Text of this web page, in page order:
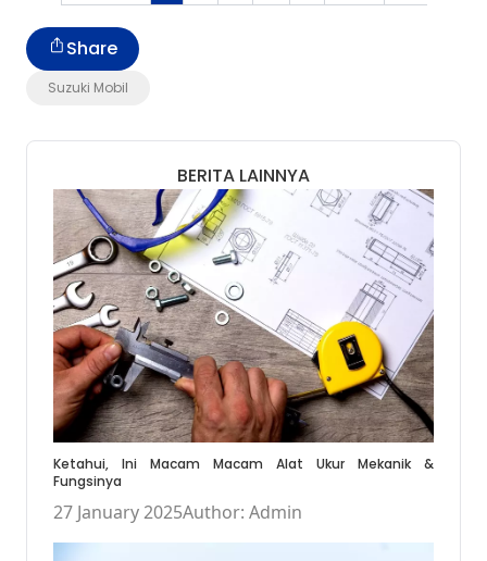
Suzuki Mobil
Share
BERITA LAINNYA
Ketahui, Ini Macam Macam Alat Ukur Mekanik &
Fungsinya
27 January 2025Author: Admin